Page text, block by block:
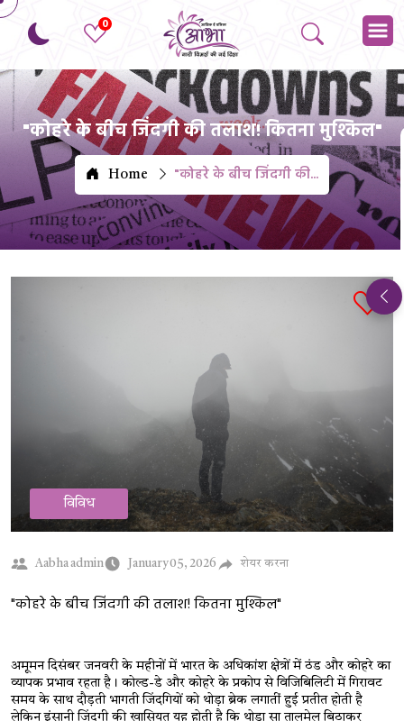
0
"कोहरे के बीच जिंदगी की तलाश! कितना मुश्किल"
Home "कोहरे के बीच जिंदगी की...
विविध
Aabha admin January 05, 2026 शेयर करना
"कोहरे के बीच जिंदगी की तलाश! कितना मुश्किल"
अमूमन दिसंबर जनवरी के महीनों में भारत के अधिकांश क्षेत्रों में ठंड और कोहरे का
व्यापक प्रभाव रहता है। कोल्ड-डे और कोहरे के प्रकोप से विजिबिलिटी में गिरावट
समय के साथ दौड़ती भागती जिंदगियों को थोड़ा ब्रेक लगातीं हुई प्रतीत होती है
लेकिन इंसानी जिंदगी की खासियत यह होती है कि थोड़ा सा तालमेल बिठाकर